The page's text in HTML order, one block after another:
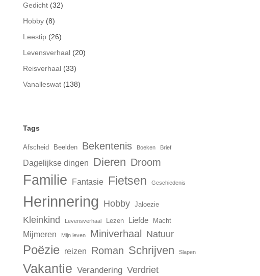
Gedicht(32)
Hobby(8)
Leestip(26)
Levensverhaal(20)
Reisverhaal(33)
Vanalleswat(138)
Tags
Afscheid Beelden Bekentenis Boeken Brief
Dagelijkse dingen Dieren Droom
Familie Fantasie Fietsen Geschiedenis
Herinnering Hobby Jaloezie
Kleinkind Levensverhaal Lezen Liefde Macht
Mijmeren Mijn leven Miniverhaal Natuur
Poëzie reizen Roman Schrijven Slapen
Vakantie Verandering Verdriet